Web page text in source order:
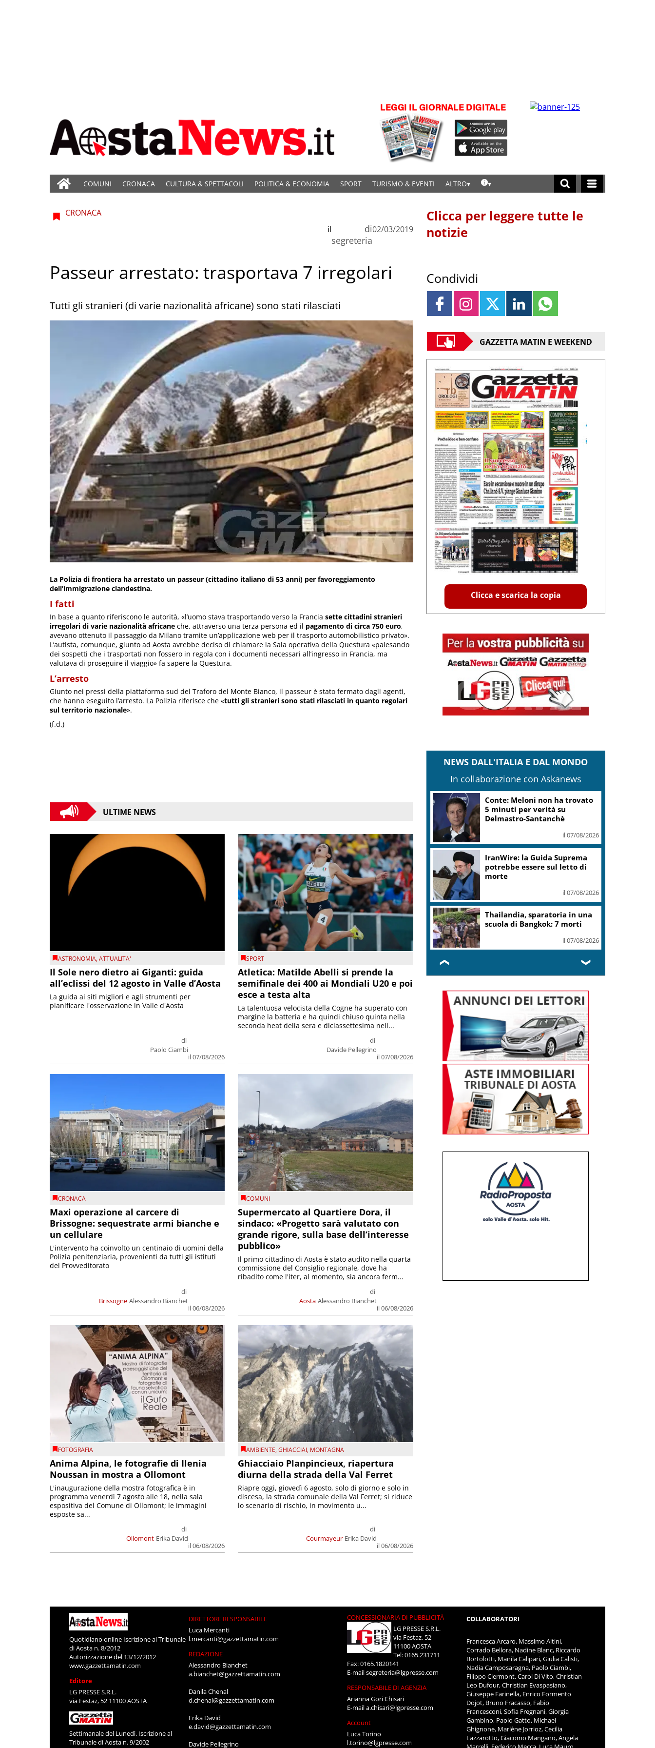
COMUNI CRONACA CULTURA & SPETTACOLI POLITICA & ECONOMIA SPORT TURISMO & EVENTI ALTRO
CRONACA
di
segreteria
il 02/03/2019
Passeur arrestato: trasportava 7 irregolari
Tutti gli stranieri (di varie nazionalità africane) sono stati rilasciati
La Polizia di frontiera ha arrestato un passeur (cittadino italiano di 53 anni) per favoreggiamento
dell’immigrazione clandestina.
I fatti
In base a quanto riferiscono le autorità, «l’uomo stava trasportando verso la Francia sette cittadini stranieri
irregolari di varie nazionalità africane che, attraverso una terza persona ed il pagamento di circa 750 euro,
avevano ottenuto il passaggio da Milano tramite un’applicazione web per il trasporto automobilistico privato».
L’autista, comunque, giunto ad Aosta avrebbe deciso di chiamare la Sala operativa della Questura «palesando
dei sospetti che i trasportati non fossero in regola con i documenti necessari all’ingresso in Francia, ma
valutava di proseguire il viaggio» fa sapere la Questura.
L’arresto
Giunto nei pressi della piattaforma sud del Traforo del Monte Bianco, il passeur è stato fermato dagli agenti,
che hanno eseguito l’arresto. La Polizia riferisce che «tutti gli stranieri sono stati rilasciati in quanto regolari
sul territorio nazionale».
(f.d.)
ULTIME NEWS
ASTRONOMIA,ATTUALITA'
Il Sole nero dietro ai Giganti: guida
all’eclissi del 12 agosto in Valle d’Aosta
di
Paolo Ciambi
il 07/08/2026
La guida ai siti migliori e agli strumenti per
pianificare l'osservazione in Valle d'Aosta
SPORT
Atletica: Matilde Abelli si prende la
semifinale dei 400 ai Mondiali U20 e poi
esce a testa alta
di
Davide Pellegrino
il 07/08/2026
La talentuosa velocista della Cogne ha superato con
margine la batteria e ha quindi chiuso quinta nella
seconda heat della sera e diciassettesima nell...
CRONACA
Maxi operazione al carcere di
Brissogne: sequestrate armi bianche e
un cellulare
Brissogne
di
Alessandro Bianchet
il 06/08/2026
L'intervento ha coinvolto un centinaio di uomini della
Polizia penitenziaria, provenienti da tutti gli istituti
del Provveditorato
COMUNI
Supermercato al Quartiere Dora, il
sindaco: «Progetto sarà valutato con
grande rigore, sulla base dell’interesse
pubblico»
Aosta
di
Alessandro Bianchet
il 06/08/2026
Il primo cittadino di Aosta è stato audito nella quarta
commissione del Consiglio regionale, dove ha
ribadito come l'iter, al momento, sia ancora ferm...
FOTOGRAFIA
Anima Alpina, le fotografie di Ilenia
Noussan in mostra a Ollomont
Ollomont
di
Erika David
il 06/08/2026
L'inaugurazione della mostra fotografica è in
programma venerdì 7 agosto alle 18, nella sala
espositiva del Comune di Ollomont; le immagini
esposte sa...
AMBIENTE,GHIACCIAI, MONTAGNA
Ghiacciaio Planpincieux, riapertura
diurna della strada della Val Ferret
Courmayeur
di
Erika David
il 06/08/2026
Riapre oggi, giovedì 6 agosto, solo di giorno e solo in
discesa, la strada comunale della Val Ferret; si riduce
lo scenario di rischio, in movimento u...
Clicca per leggere tutte le
notizie
Condividi
GAZZETTA MATIN E WEEKEND
Clicca e scarica la copia
NEWS DALL'ITALIA E DAL MONDO
In collaborazione con Askanews
Conte: Meloni non ha trovato
5 minuti per verità su
Delmastro-Santanchè
il 07/08/2026
IranWire: la Guida Suprema
potrebbe essere sul letto di
morte
il 07/08/2026
Thailandia, sparatoria in una
scuola di Bangkok: 7 morti
il 07/08/2026
❮ ❯
Quotidiano online Iscrizione al Tribunale
di Aosta n. 8/2012
Autorizzazione del 13/12/2012
www.gazzettamatin.com
Editore
LG PRESSE S.R.L.
via Festaz, 52 11100 AOSTA
Settimanale del Lunedì. Iscrizione al
Tribunale di Aosta n. 9/2002
DIRETTORE RESPONSABILE
Luca Mercanti
l.mercanti@gazzettamatin.com
REDAZIONE
Alessandro Bianchet
a.bianchet@gazzettamatin.com
Danila Chenal
d.chenal@gazzettamatin.com
Erika David
e.david@gazzettamatin.com
Davide Pellegrino
CONCESSIONARIA DI PUBBLICITÀ
LG PRESSE S.R.L.
via Festaz, 52
11100 AOSTA
Tel: 0165.231711
Fax: 0165.1820141
E-mailsegreteria@lgpresse.com
RESPONSABILE DI AGENZIA
Arianna Gori Chisari
E-maila.chisari@lgpresse.com
Account
Luca Torino
l.torino@lgpresse.com
COLLABORATORI
Francesca Arcaro, Massimo Altini,
Corrado Bellora, Nadine Blanc, Riccardo
Bortolotti, Manila Calipari, Giulia Calisti,
Nadia Camposaragna, Paolo Ciambi,
Filippo Clermont, Carol Di Vito, Christian
Leo Dufour, Christian Evaspasiano,
Giuseppe Farinella, Enrico Formento
Dojot, Bruno Fracasso, Fabio
Francesconi, Sofia Fregnani, Giorgia
Gambino, Paolo Gatto, Michael
Ghignone, Marlène Jorrioz, Cecilia
Lazzarotto, Giacomo Mangano, Angela